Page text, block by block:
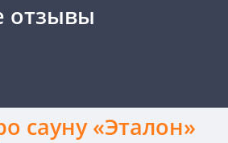
отзывы
сауну «Эталон»